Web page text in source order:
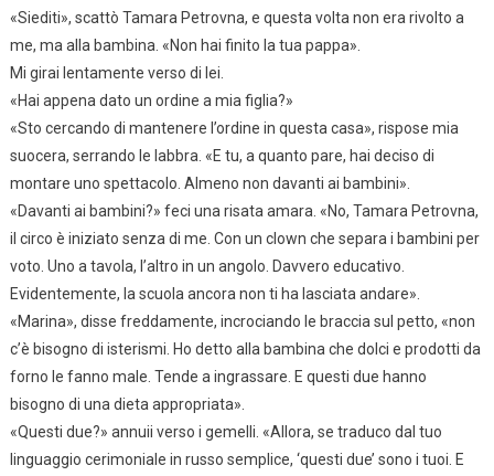
«Siediti», scattò Tamara Petrovna, e questa volta non era rivolto a
me, ma alla bambina. «Non hai finito la tua pappa».
Mi girai lentamente verso di lei.
«Hai appena dato un ordine a mia figlia?»
«Sto cercando di mantenere l’ordine in questa casa», rispose mia
suocera, serrando le labbra. «E tu, a quanto pare, hai deciso di
montare uno spettacolo. Almeno non davanti ai bambini».
«Davanti ai bambini?» feci una risata amara. «No, Tamara Petrovna,
il circo è iniziato senza di me. Con un clown che separa i bambini per
voto. Uno a tavola, l’altro in un angolo. Davvero educativo.
Evidentemente, la scuola ancora non ti ha lasciata andare».
«Marina», disse freddamente, incrociando le braccia sul petto, «non
c’è bisogno di isterismi. Ho detto alla bambina che dolci e prodotti da
forno le fanno male. Tende a ingrassare. E questi due hanno
bisogno di una dieta appropriata».
«Questi due?» annuii verso i gemelli. «Allora, se traduco dal tuo
linguaggio cerimoniale in russo semplice, ‘questi due’ sono i tuoi. E